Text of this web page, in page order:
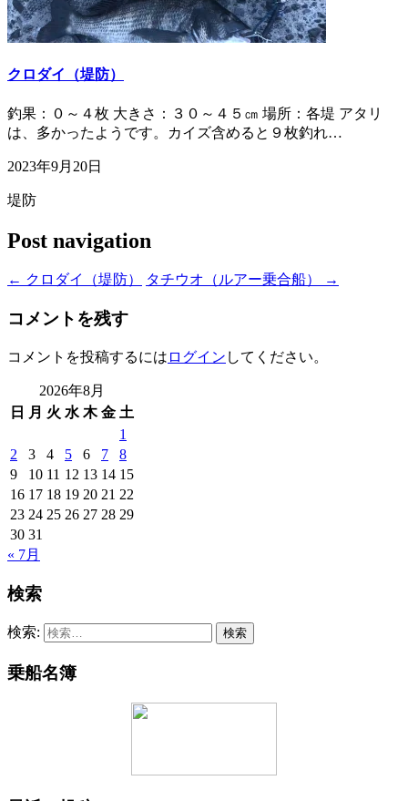
クロダイ（堤防）
釣果：０～４枚 大きさ：３０～４５㎝ 場所：各堤 アタリ
は、多かったようです。カイズ含めると９枚釣れ…
2023年9月20日
堤防
Post navigation
← クロダイ（堤防） タチウオ（ルアー乗合船） →
コメントを残す
コメントを投稿するには ログイン してください。
2026年8月
日
月 火 水 木 金 土
1
2
3 4 5 6 7
8
9
10 11 12 13 14 15
16 17 18 19 20 21 22
23 24 25 26 27 28 29
30 31
« 7月
検索
検索:
乗船名簿